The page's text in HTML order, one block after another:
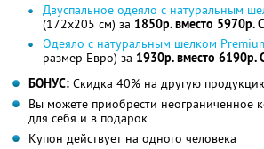
Двуспальное одеяло с натуральным
(172х205 см) за 1850р. вместо 5970р.
Одеяло с натуральным шелком
размер Евро) за 1930р. вместо 6190р.
БОНУС: Скидка 40% на другую
Вы можете приобрести неограниченное
для себя и в подарок
Купон действует на одного человека